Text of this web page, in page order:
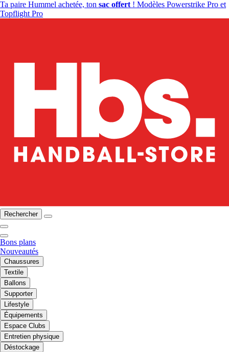
Ta paire Hummel achetée, ton sac offert ! Modèles Powerstrike Pro et
Topflight Pro
Rechercher
Bons plans
Nouveautés
Chaussures
Textile
Ballons
Supporter
Lifestyle
Équipements
Espace Clubs
Entretien physique
Déstockage